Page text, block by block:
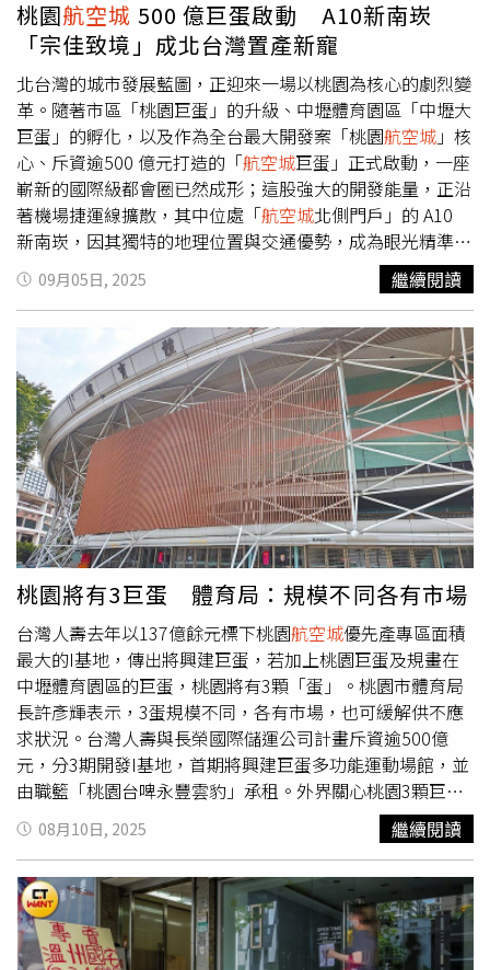
實環境正義。
他表示，正因為有大家的投入與努力，「健康台灣」才不再
只是紙上政策，而是民眾在生活中實實在在感受到的幸福。
桃園航空城 500 億巨蛋啟動 A10新南崁
「宗佳致境」成北台灣置產新寵
北台灣的城市發展藍圖，正迎來一場以桃園為核心的劇烈變
革。隨著市區「桃園巨蛋」的升級、中壢體育園區「中壢大
巨蛋」的孵化，以及作為全台最大開發案「桃園航空城 」核
心、斥資逾500 億元打造的「航空城巨蛋」正式啟動，一座
嶄新的國際級都會圈已然成形；這股強大的開發能量，正沿
著機場捷運線擴散，其中位處「航空城北側門戶」的 A10
新南崁，因其獨特的地理位置與交通優勢，成為眼光精準的
雙北首購族，爭相卡位的明日之星。由台灣人壽與長榮國際
儲運聯手，斥資超過 500億元開發的「
巨蛋」，不僅
僅是一座體育館，更是一個結合了大型商場、辦公空間、星
級飯店與智慧物流的複合式城中城；這個指標性的開發案，
如同為桃園的未來發展注入一劑強心針，也預示著周邊區域
的價值將迎來爆炸性的成長，在眾多潛力區段中，機場捷運
A10 山鼻站，以「新南崁」之姿，憑藉其與航空城產業圈的
緊密連結，以及即將到位的大型交通建設，被譽為最具潛力
的明日之星。國道一號甲線動工，預計設置「山鼻段桃三交
流道」，串聯南山路、群鹿紡織與欣興電子周邊產業，暢通
A10新南崁交通路網。（圖片提供／宗佳致境）厭倦林口、
南崁交通壅塞的通勤族 聚焦「A10 新南崁」交通、產業三
大利多對於厭倦了林口、南崁尖峰時段交通壅塞的通勤族而
言，A10新南崁的出現，無疑是「時間，就是金錢」的最佳
解答，機場捷運串聯北北桃生活圈的便利性早已獲得驗證，
而「國道一號甲線」的動工，未來將設置「山鼻段桃三交流
道」，更打通了區域交通的任督二脈；不僅如此，預計
2026 年優先通車的「桃園捷運綠線」，未來從 A10站僅需
一站即可轉乘，輕鬆直達藝文特區與桃園總圖。軌道經濟、
國道建設與航空城產業圈三大利多在此交會，讓A10 新南崁
的未來價值，有了最堅實的保證。在各大建商仍處於佈局階
段時，由宗佳建設所推出的「宗佳致境」，以其近乎完工的
姿態，成為區域內最受矚目的焦點。「宗佳致境」坐擁千坪
壯闊基地，緊鄰萬坪森林保育區，享有百米綠意街廓，更擁
有「下樓即公園」的絕佳環境，開發商深知現代家庭對居住
品質的渴求，在建築規劃上極具巧思，打造了市場罕見的
「低公設比」、「單層三戶」的優質社區，確保了住戶的單
09月05日, 2025 繼續閱讀
桃園將有3巨蛋 體育局：規模不同各有市場
台灣人壽去年以137億餘元標下桃園航空城優先產專區面積
最大的I基地，傳出將興建巨蛋，若加上桃園巨蛋及規畫在
中壢體育園區的巨蛋，桃園將有3顆「蛋」。桃園市體育局
長許彥輝表示，3蛋規模不同，各有市場，也可緩解供不應
求狀況。台灣人壽與長榮國際儲運公司計畫斥資逾500億
元，分3期開發I基地，首期將興建巨蛋多功能運動場館，並
由職籃「桃園台啤永豐雲豹」承租。外界關心桃園3顆巨蛋
會不會太多？或改變市府中壢體育園區巨蛋規畫？許彥輝
說，桃園台啤永豐雲豹每年在桃園巨蛋比賽約15至25場
次，並沒有占很大的比例，且桃園巨蛋檔期相當滿，就算都
挪走，也能適時補上其他活動。此外桃園巨蛋目前也有其他
職籃賽事，未來可能還有職業排球進駐，藝文活動也很熱
門，對於新增1巨蛋，他認為不須擔心，甚至可有效緩解檔
08月10日, 2025 繼續閱讀